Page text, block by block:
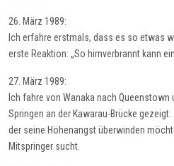
26. März 1989:
Ich erfahre erstmals, dass es so etwas
erste Reaktion: „So hirnverbrannt kann
27. März 1989:
Ich fahre von Wanaka nach
Springen an der Kawarau-Brücke
der seine Höhenangst überwinden
Mitspringer sucht.